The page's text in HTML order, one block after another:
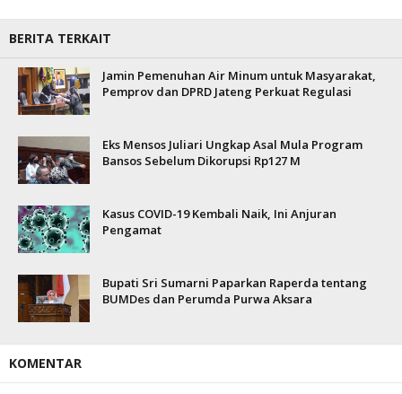
BERITA TERKAIT
Jamin Pemenuhan Air Minum untuk Masyarakat,
Pemprov dan DPRD Jateng Perkuat Regulasi
Eks Mensos Juliari Ungkap Asal Mula Program
Bansos Sebelum Dikorupsi Rp127 M
Kasus COVID-19 Kembali Naik, Ini Anjuran
Pengamat
Bupati Sri Sumarni Paparkan Raperda tentang
BUMDes dan Perumda Purwa Aksara
KOMENTAR